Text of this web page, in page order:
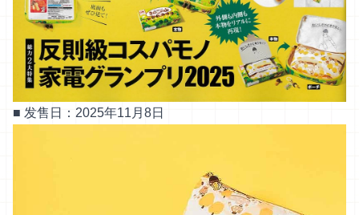
■ 发售日：2025年11月8日